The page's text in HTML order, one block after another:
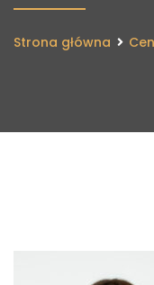
Strona główna